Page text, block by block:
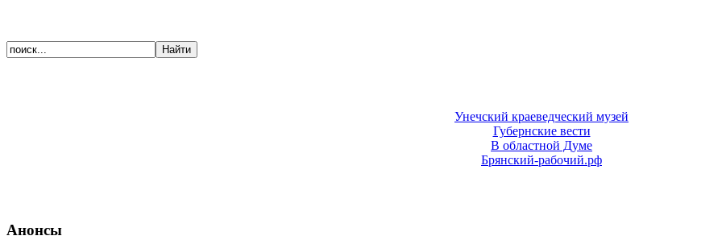
Унечский краеведческий музей
Губернские вести
В областной Думе
Брянский-рабочий.рф
Анонсы